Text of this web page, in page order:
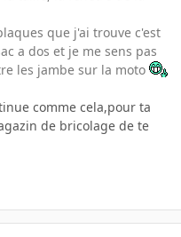
que j'ai trouve c'est
a dos et je me sens pas
les jambe sur la moto
comme cela,pour ta
de bricolage de te